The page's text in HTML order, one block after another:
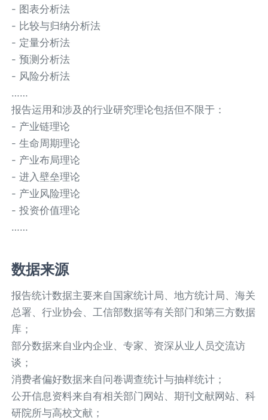
- 图表分析法
- 比较与归纳分析法
- 定量分析法
- 预测分析法
- 风险分析法
……
报告运用和涉及的行业研究理论包括但不限于：
- 产业链理论
- 生命周期理论
- 产业布局理论
- 进入壁垒理论
- 产业风险理论
- 投资价值理论
……
数据来源
报告统计数据主要来自国家统计局、地方统计局、海关
总署、行业协会、工信部数据等有关部门和第三方数据
库；
部分数据来自业内企业、专家、资深从业人员交流访
谈；
消费者偏好数据来自问卷调查统计与抽样统计；
公开信息资料来自有相关部门网站、期刊文献网站、科
研院所与高校文献；